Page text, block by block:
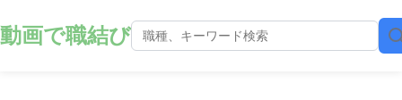
動画で職結び